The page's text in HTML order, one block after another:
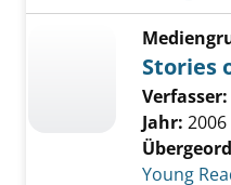
Stories
Verfasser:
Jahr: 2006
Young